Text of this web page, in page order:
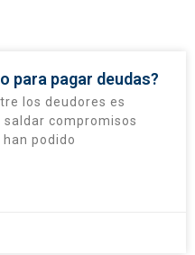
para pagar deudas?
los deudores es
compromisos
podido